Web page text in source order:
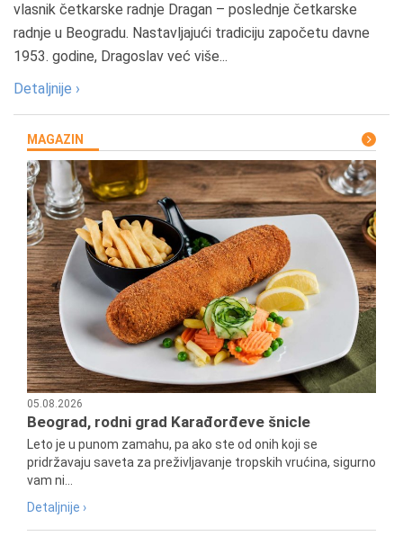
vlasnik četkarske radnje Dragan – poslednje četkarske
radnje u Beogradu. Nastavljajući tradiciju započetu davne
1953. godine, Dragoslav već više...
Detaljnije ›
MAGAZIN
05.08.2026
Beograd, rodni grad Karađorđeve šnicle
Leto je u punom zamahu, pa ako ste od onih koji se
pridržavaju saveta za preživljavanje tropskih vrućina, sigurno
vam ni...
Detaljnije ›